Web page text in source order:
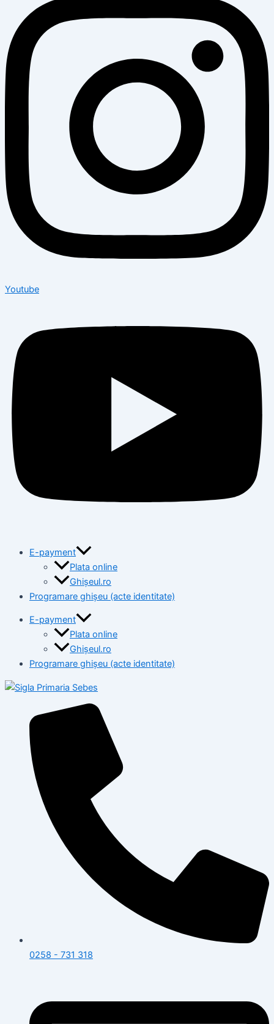
Youtube
E-payment
Plata online
Ghișeul.ro
Programare ghișeu (acte identitate)
E-payment
Plata online
Ghișeul.ro
Programare ghișeu (acte identitate)
0258 - 731 318